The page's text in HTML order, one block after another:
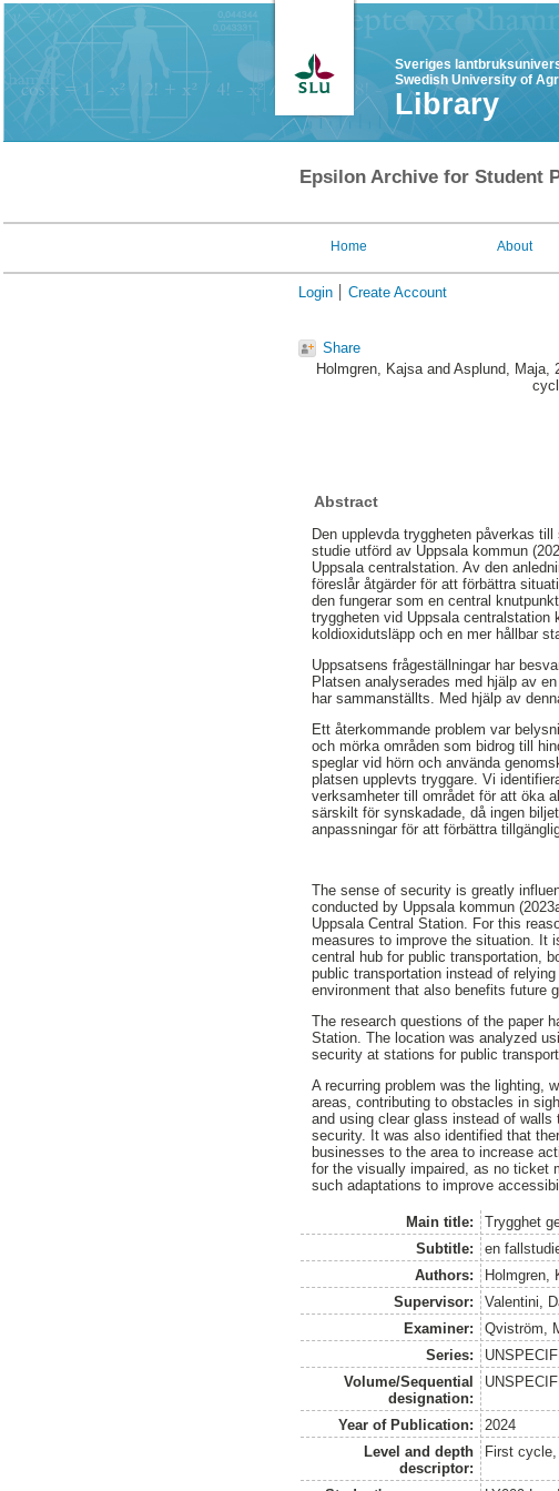
Sveriges
Swedish University of
Library
Epsilon Archive for Student
Home About
Login Create Account
Share
Holmgren, Kajsaand Asplund, Maja,
Abstract
Den upplevda tryggheten påverkas
studie utförd av Uppsala kommun
Uppsala centralstation. Av den
föreslår åtgärder för att förbättra
den fungerar som en central
tryggheten vid Uppsala
koldioxidutsläpp och en mer hållbar
Uppsatsens frågeställningar har
Platsen analyserades med hjälp av
har sammanställts. Med hjälp av
Ett återkommande problem var
och mörka områden som bidrog till
speglar vid hörn och använda
platsen upplevts tryggare. Vi
verksamheter till området för att öka
särskilt för synskadade, då ingen
anpassningar för att förbättra
The sense of security is greatly
conducted by Uppsala kommun
Uppsala Central Station. For this
measures to improve the situation. It
central hub for public transportation,
public transportation instead of
environment that also benefits future
The research questions of the paper
Station. The location was analyzed
security at stations for public
A recurring problem was the lighting,
areas, contributing to obstacles in
and using clear glass instead of
security. It was also identified that
businesses to the area to increase
for the visually impaired, as no ticket
such adaptations to improve
Main title:
Trygghet
Subtitle:
en
Authors:
Holmgren,
Supervisor:
Valentini,
Examiner:
Qviström,
Series:
Volume/Sequential
designation:
Year of Publication:
2024
Level and depth
descriptor:
First cycle,